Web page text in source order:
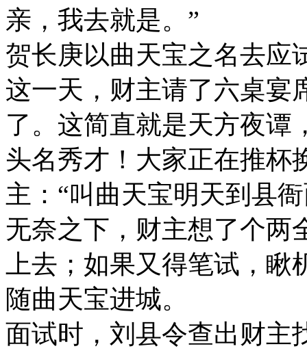
亲，我去就是。”
贺长庚以曲天宝之名去应
这一天，财主请了六桌宴
了。这简直就是天方夜谭
头名秀才！大家正在推杯
主：“叫曲天宝明天到县
无奈之下，财主想了个两
上去；如果又得笔试，
随曲天宝进城。
面试时，刘县令查出财主